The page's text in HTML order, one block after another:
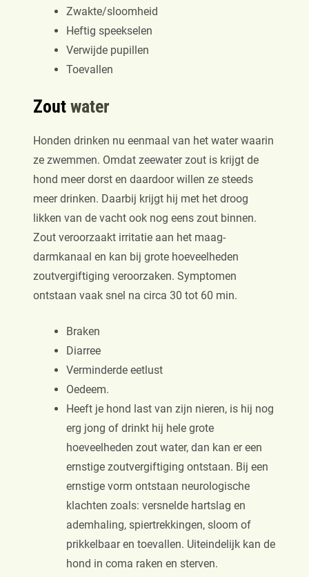
Zwakte/sloomheid
Heftig speekselen
Verwijde pupillen
Toevallen
Zout water
Honden drinken nu eenmaal van het water waarin
ze zwemmen. Omdat zeewater zout is krijgt de
hond meer dorst en daardoor willen ze steeds
meer drinken. Daarbij krijgt hij met het droog
likken van de vacht ook nog eens zout binnen.
Zout veroorzaakt irritatie aan het maag-
darmkanaal en kan bij grote hoeveelheden
zoutvergiftiging veroorzaken. Symptomen
ontstaan vaak snel na circa 30 tot 60 min.
Braken
Diarree
Verminderde eetlust
Oedeem.
Heeft je hond last van zijn nieren, is hij nog
erg jong of drinkt hij hele grote
hoeveelheden zout water, dan kan er een
ernstige zoutvergiftiging ontstaan. Bij een
ernstige vorm ontstaan neurologische
klachten zoals: versnelde hartslag en
ademhaling, spiertrekkingen, sloom of
prikkelbaar en toevallen. Uiteindelijk kan de
hond in coma raken en sterven.